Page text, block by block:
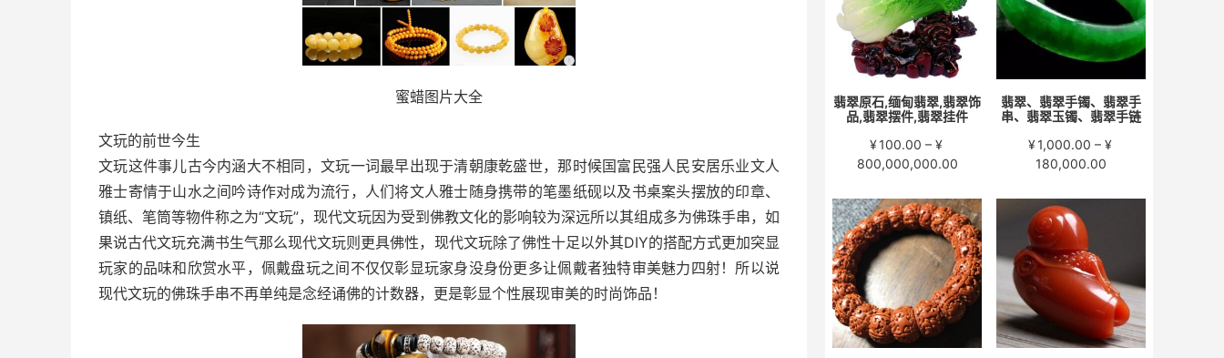
蜜蜡图片大全
文玩的前世今生
文玩这件事儿古今内涵大不相同，文玩一词最早出现于清朝康乾盛世，那时候国富民强人民安居乐业文人
雅士寄情于山水之间吟诗作对成为流行，人们将文人雅士随身携带的笔墨纸砚以及书桌案头摆放的印章、
镇纸、笔筒等物件称之为“文玩”，现代文玩因为受到佛教文化的影响较为深远所以其组成多为佛珠手串，如
果说古代文玩充满书生气那么现代文玩则更具佛性，现代文玩除了佛性十足以外其DIY的搭配方式更加突显
玩家的品味和欣赏水平，佩戴盘玩之间不仅仅彰显玩家身没身份更多让佩戴者独特审美魅力四射！所以说
现代文玩的佛珠手串不再单纯是念经诵佛的计数器，更是彰显个性展现审美的时尚饰品！
¥15,000.00
¥58,000.00
翡翠原石,缅甸翡翠,翡翠饰
品,翡翠摆件,翡翠挂件
¥100.00 – ¥
800,000,000.00价
范
围：
¥100.00
至
¥800,000,000.00
翡翠、翡翠手镯、翡翠手
串、翡翠玉镯、翡翠手链
¥1,000.00 – ¥
180,000.00
范
¥180,000.00